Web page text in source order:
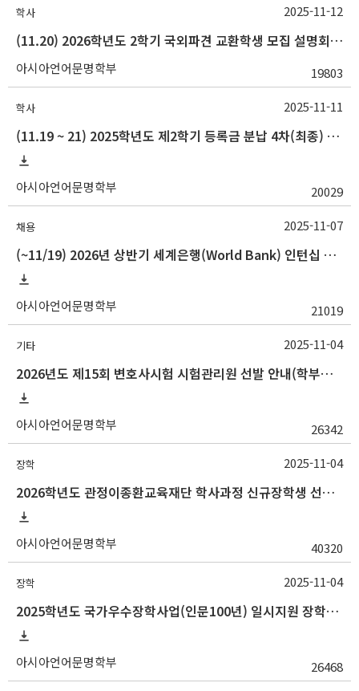
학사
(11.20) 2026학년도 2학기 국외파견 교환학생 모집 설명회 안내
아시아언어문명학부 19803
2025-11-12
학사
(11.19 ~ 21) 2025학년도 제2학기 등록금 분납 4차(최종) 수납
아시아언어문명학부 20029
2025-11-11
채용
(~11/19) 2026년 상반기 세계은행(World Bank) 인턴십 프로그램 참가자 모집 안내
아시아언어문명학부 21019
2025-11-07
기타
2026년도 제15회 변호사시험 시험관리원 선발 안내(학부생 대상)
아시아언어문명학부 26342
2025-11-04
장학
2026학년도 관정이종환교육재단 학사과정 신규장학생 선발 안내(~11/14 10:00)
아시아언어문명학부 40320
2025-11-04
장학
2025학년도 국가우수장학사업(인문100년) 일시지원 장학생 선발 안내(~11/10 10:00)
아시아언어문명학부 26468
2025-11-04